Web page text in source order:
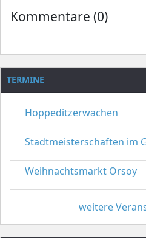
Kommentare (0)
TERMINE
Hoppeditzerwachen
Stadtmeisterschaften im
Weihnachtsmarkt Orsoy
weitere